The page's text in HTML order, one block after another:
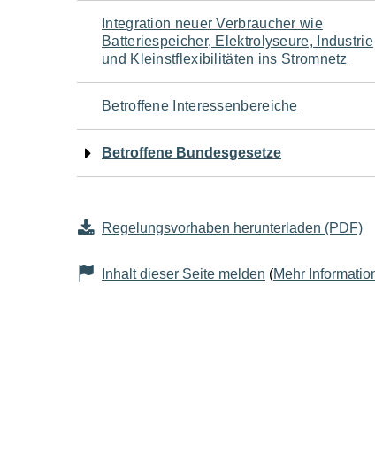
Navigation
für
den
Seiteninhalt
Integration neuer Verbraucher wie
Batteriespeicher, Elektrolyseure, Industrie
und Kleinstflexibilitäten ins Stromnetz
Betroffene Interessenbereiche
Betroffene Bundesgesetze
Regelungsvorhaben herunterladen (PDF)
Inhalt dieser Seite melden (Mehr